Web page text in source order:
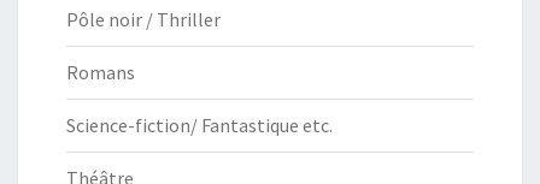
Pôle noir / Thriller
Romans
Science-fiction/ Fantastique etc.
Théâtre